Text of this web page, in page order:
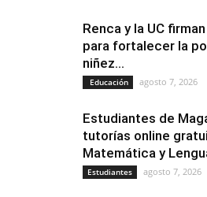
Renca y la UC
para fortalecer la
niñez...
Educación agosto 7, 2026
Estudiantes de
tutorías online
Matemática y
Estudiantes agosto 7, 2026